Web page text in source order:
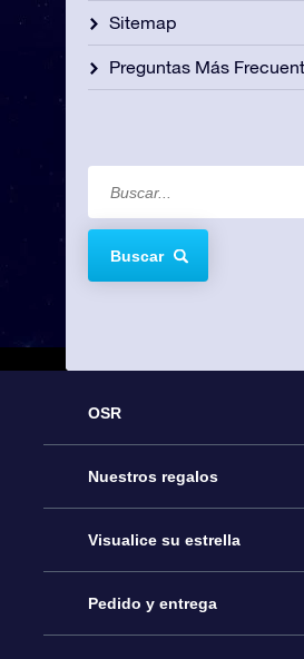
Sitemap
Preguntas Más
Buscar
OSR
Atención
Contáctanos
Blog
Nuestros regalos
Regalo Estrella Online
Paquete de Regalo OSR
Visualice su estrella
Registro estelar
Pedido y entrega